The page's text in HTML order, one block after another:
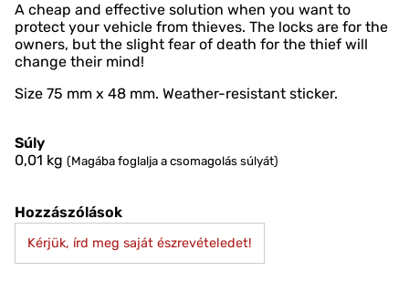
A cheap and effective solution when you want to
protect your vehicle from thieves. The locks are for the
owners, but the slight fear of death for the thief will
change their mind!
Size 75 mm x 48 mm. Weather-resistant sticker.
Súly
0,01 kg (Magába foglalja a csomagolás súlyát)
Hozzászólások
Kérjük, írd meg saját észrevételedet!